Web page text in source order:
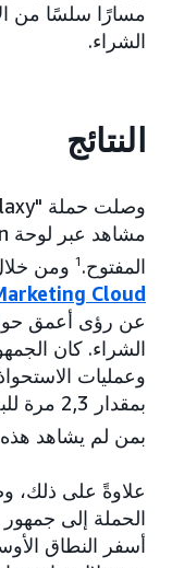
مسارًا سلسًا من
الشراء.
النتائج
المفتوح. 1 ومن
Cloud
عن رؤى أعمق حول
وعمليات
بمن لم يشاهد هذه
الحملة إلى
أسفر النطاق